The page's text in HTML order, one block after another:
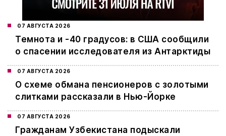
07 АВГУСТА 2026
Темнота и -40 градусов: в США сообщили
о спасении исследователя из Антарктиды
07 АВГУСТА 2026
О схеме обмана пенсионеров с золотыми
слитками рассказали в Нью-Йорке
07 АВГУСТА 2026
Гражданам Узбекистана подыскали